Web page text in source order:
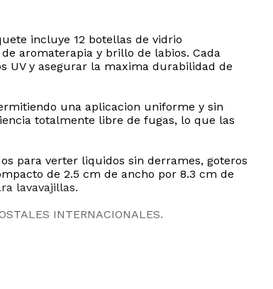
incluye 12 botellas de vidrio
aromaterapia y brillo de labios. Cada
UV y asegurar la maxima durabilidad de
una aplicacion uniforme y sin
totalmente libre de fugas, lo que las
para verter liquidos sin derrames, goteros
de 2.5 cm de ancho por 8.3 cm de
lavavajillas.
INTERNACIONALES.